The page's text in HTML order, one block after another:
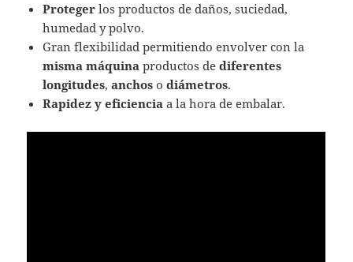
Proteger los productos de daños, suciedad,
humedad y polvo.
Gran flexibilidad permitiendo envolver con la
misma máquina productos dediferentes
longitudes,anchos odiámetros.
Rapidez y eficiencia a la hora de embalar.